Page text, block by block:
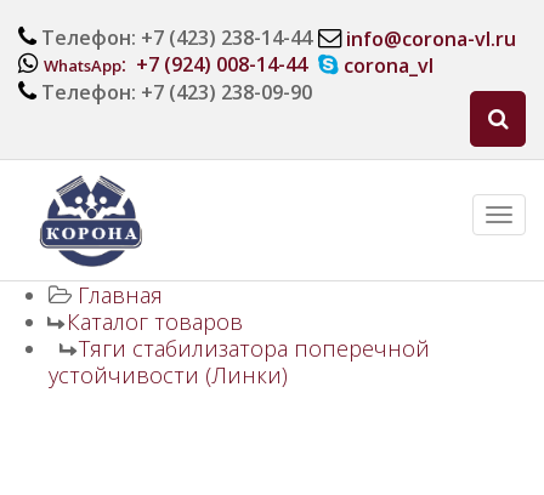
Телефон: +7 (423) 238-14-44
WhatsApp: +7 (924) 008-14-44
Телефон: +7 (423) 238-09-90
info@corona-vl.ru
corona_vl
Главная
Каталог товаров
Тяги стабилизатора поперечной
устойчивости (Линки)